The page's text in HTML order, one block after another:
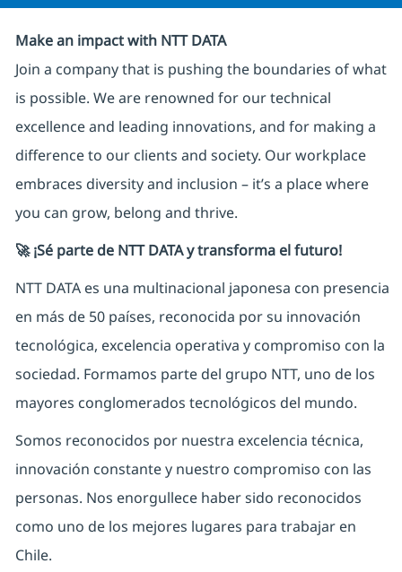
Make an impact with NTT DATA
Join a company that is pushing the boundaries of what
is possible. We are renowned for our technical
excellence and leading innovations, and for making a
difference to our clients and society. Our workplace
embraces diversity and inclusion – it’s a place where
you can grow, belong and thrive.
🚀 ¡Sé parte de NTT DATA y transforma el futuro!
NTT DATA es una multinacional japonesa con presencia
en más de 50 países, reconocida por su innovación
tecnológica, excelencia operativa y compromiso con la
sociedad. Formamos parte del grupo NTT, uno de los
mayores conglomerados tecnológicos del mundo.
Somos reconocidos por nuestra excelencia técnica,
innovación constante y nuestro compromiso con las
personas. Nos enorgullece haber sido reconocidos
como uno de los mejores lugares para trabajar en
Chile.